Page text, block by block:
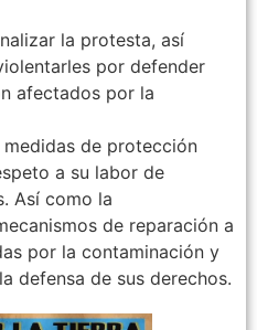
la protesta, así
por defender
afectados por la
medidas de protección
a su labor de
Así como la
de reparación a
por la contaminación y
defensa de sus derechos.